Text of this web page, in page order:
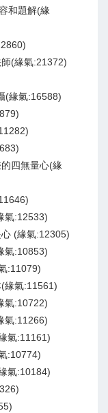
和題解(緣
(緣氣:21372)
(緣氣:16588)
四無量心(緣
氣:12533)
(緣氣:12305)
氣:10853)
:11079)
緣氣:11561)
氣:10722)
氣:11266)
氣:11161)
:10774)
氣:10184)